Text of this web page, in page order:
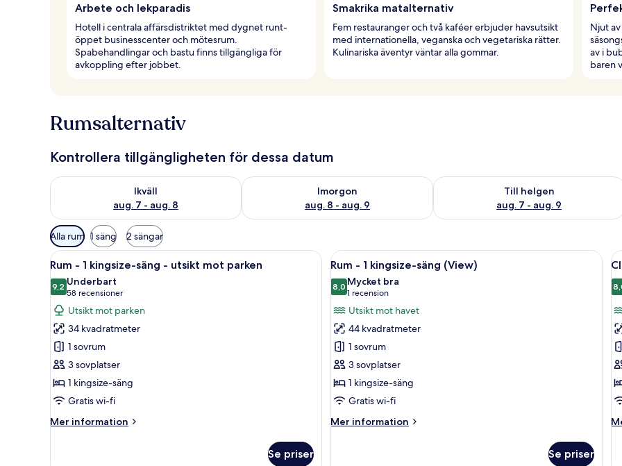
Arbete och lekparadis
Hotell i centrala affärsdistriktet med dygnet runt-
öppet businesscenter och mötesrum.
Spabehandlingar och bastu finns tillgängliga för
avkoppling efter jobbet.
Smakrika matalternativ
Fem restauranger och två kaféer erbjuder havsutsikt
med internationella, veganska och vegetariska rätter.
Kulinariska äventyr väntar alla gommar.
Njut
av i
baren
Rumsalternativ
Kontrollera tillgängligheten för dessa datum
Ikväll
aug. 7 - aug. 8
Kontrollera tillgängligheten för ikväll aug. 7 - aug. 8
Imorgon
aug. 8 - aug. 9
Kontrollera tillgängligheten för imorgon aug. 8 - aug. 9
Till helgen
aug. 7 - aug. 9
Kontrollera tillgängligheten för den
Tillgängliga
filter
för
rum
Alla rum 1 säng 2 sängar
Öppna
alla
foton
för
Rum
-
kingsize-
säng
-
utsikt
Ett modernt hotellrum med en stor säng, en sittgrupp, en TV och utsikt över staden och havet.
4
Rum - 1 kingsize-säng - utsikt mot parken
9,29,2 av 10
Underbart
58 recensioner
(58 recensioner)
Utsikt mot parken
34 kvadratmeter
1 sovrum
3 sovplatser
1 kingsize-säng
Gratis wi-fi
Mer information
Mer
Se priser
Öppna
alla
foton
för
Rum
-
kingsize-
säng
(View)
Ett modernt hotellrum med en stor
12
Rum - 1 kingsize-säng (View)
8,08,0 av 10
Mycket bra
1 recension
(1 recension)
Utsikt mot havet
44 kvadratmeter
1 sovrum
3 sovplatser
1 kingsize-säng
Gratis wi-fi
Mer information
Mer
Se priser
-
1